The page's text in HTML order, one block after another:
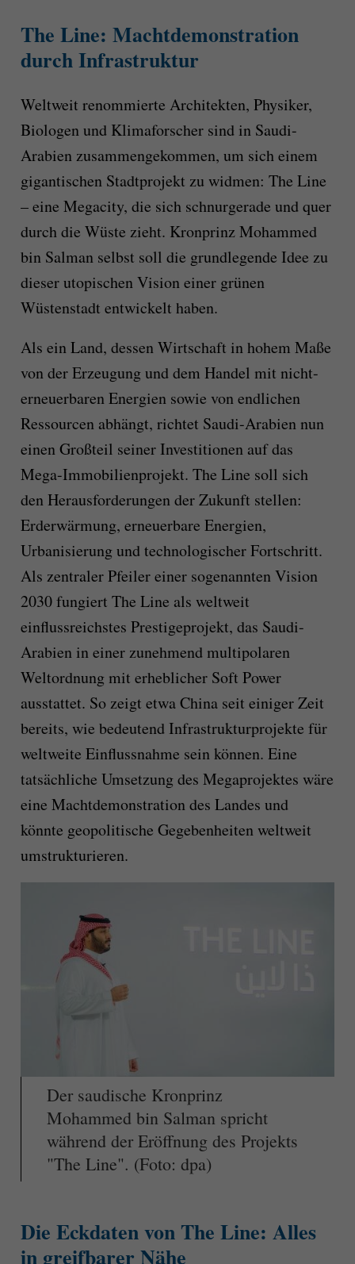
The Line: Machtdemonstration
durch Infrastruktur
Weltweit renommierte Architekten, Physiker,
Biologen und Klimaforscher sind in Saudi-
Arabien zusammengekommen, um sich einem
gigantischen Stadtprojekt zu widmen: The Line
– eine Megacity, die sich schnurgerade und quer
durch die Wüste zieht. Kronprinz Mohammed
bin Salman selbst soll die grundlegende Idee zu
dieser utopischen Vision einer grünen
Wüstenstadt entwickelt haben.
Als ein Land, dessen Wirtschaft in hohem Maße
von der Erzeugung und dem Handel mit nicht-
erneuerbaren Energien sowie von endlichen
Ressourcen abhängt, richtet Saudi-Arabien nun
einen Großteil seiner Investitionen auf das
Mega-Immobilienprojekt. The Line soll sich
den Herausforderungen der Zukunft stellen:
Erderwärmung, erneuerbare Energien,
Urbanisierung und technologischer Fortschritt.
Als zentraler Pfeiler einer sogenannten Vision
2030 fungiert The Line als weltweit
einflussreichstes Prestigeprojekt, das Saudi-
Arabien in einer zunehmend multipolaren
Weltordnung mit erheblicher Soft Power
ausstattet. So zeigt etwa China seit einiger Zeit
bereits, wie bedeutend Infrastrukturprojekte für
weltweite Einflussnahme sein können. Eine
tatsächliche Umsetzung des Megaprojektes wäre
eine Machtdemonstration des Landes und
könnte geopolitische Gegebenheiten weltweit
umstrukturieren.
Der saudische Kronprinz
Mohammed bin Salman spricht
während der Eröffnung des Projekts
"The Line". (Foto: dpa)
Die Eckdaten von The Line: Alles
in greifbarer Nähe